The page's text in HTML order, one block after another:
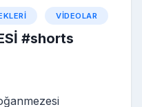
VIDEOLAR
#shorts